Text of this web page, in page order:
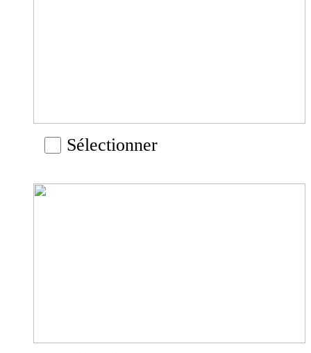
Sélectionner